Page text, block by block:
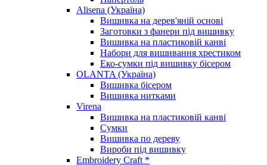
Alisena (Україна)
Вишивка на дерев'яній основі
Заготовки з фанери під вишивку
Вишивка на пластиковій канві
Набори для вишивання хрестиком
Еко-сумки під вишивку бісером
OLANTA (Україна)
Вишивка бісером
Вишивка нитками
Virena
Вишивка на пластиковій канві
Сумки
Вишивка по дереву
Вироби під вишивку
Embroidery Craft *